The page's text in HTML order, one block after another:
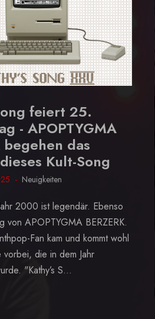
feiert 25.
- APOPTYGMA
begehen das
Kult-Song
Neuigkeiten
2000 ist legendär. Ebenso
von APOPTYGMA BERZERK.
Fan kam und kommt wohl
die in dem Jahr
"Kathy’s S...